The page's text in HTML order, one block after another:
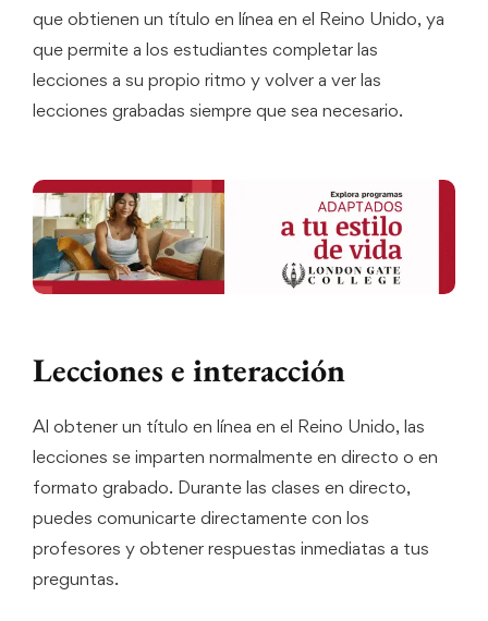
que obtienen un título en línea en el Reino Unido, ya
que permite a los estudiantes completar las
lecciones a su propio ritmo y volver a ver las
lecciones grabadas siempre que sea necesario.
Lecciones e interacción
Al obtener un título en línea en el Reino Unido, las
lecciones se imparten normalmente en directo o en
formato grabado. Durante las clases en directo,
puedes comunicarte directamente con los
profesores y obtener respuestas inmediatas a tus
preguntas.